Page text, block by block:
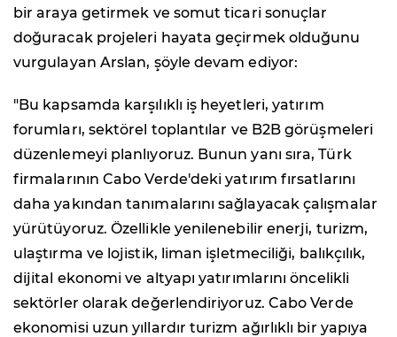
bir araya getirmek ve somut ticari sonuçlar
doğuracak projeleri hayata geçirmek olduğunu
vurgulayan Arslan, şöyle devam ediyor:
"Bu kapsamda karşılıklı iş heyetleri, yatırım
forumları, sektörel toplantılar ve B2B görüşmeleri
düzenlemeyi planlıyoruz. Bunun yanı sıra, Türk
firmalarının Cabo Verde'deki yatırım fırsatlarını
daha yakından tanımalarını sağlayacak çalışmalar
yürütüyoruz. Özellikle yenilenebilir enerji, turizm,
ulaştırma ve lojistik, liman işletmeciliği, balıkçılık,
dijital ekonomi ve altyapı yatırımlarını öncelikli
sektörler olarak değerlendiriyoruz. Cabo Verde
ekonomisi uzun yıllardır turizm ağırlıklı bir yapıya